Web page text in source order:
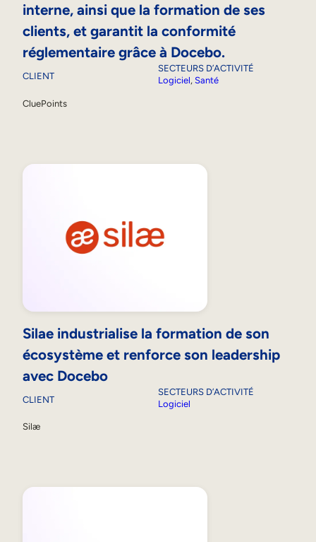
interne, ainsi que la formation de ses
clients, et garantit la conformité
réglementaire grâce à Docebo.
CLIENT
CluePoints
SECTEURS D’ACTIVITÉ
Logiciel, Santé
Silae industrialise la formation de son
écosystème et renforce son leadership
avec Docebo
CLIENT
Silæ
SECTEURS D’ACTIVITÉ
Logiciel